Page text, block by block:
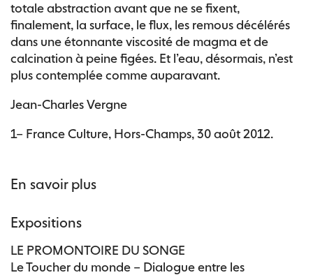
totale abstraction avant que ne se fixent,
finalement, la surface, le flux, les remous décélérés
dans une étonnante viscosité de magma et de
calcination à peine figées. Et l’eau, désormais, n’est
plus contemplée comme auparavant.
Jean-Charles Vergne
1– France Culture, Hors-Champs, 30 août 2012.
En savoir plus
Expositions
LE PROMONTOIRE DU SONGE
Le Toucher du monde – Dialogue entre les